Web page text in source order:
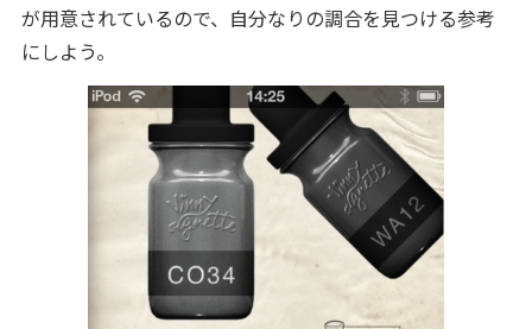
が用意されているので、自分なりの調合を見つける参考
にしよう。